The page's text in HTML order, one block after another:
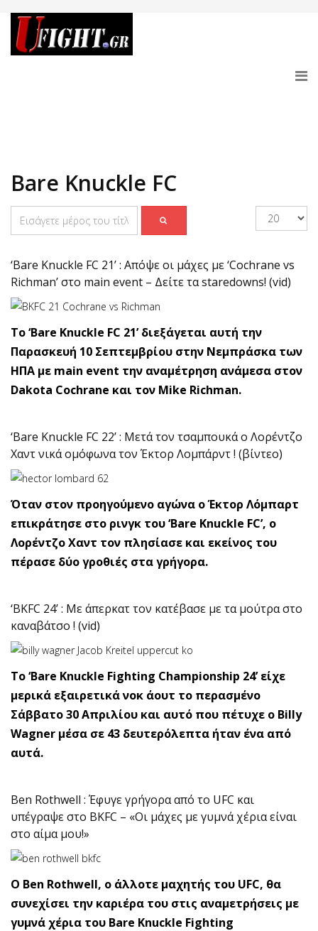
Bare Knuckle FC
‘Bare Knuckle FC 21’ : Απόψε οι μάχες με ‘Cochrane vs
Richman’ στο main event – Δείτε τα staredowns! (vid)
Το ‘Bare Knuckle FC 21’ διεξάγεται αυτή την
Παρασκευή 10 Σεπτεμβρίου στην Νεμπράσκα των
ΗΠΑ με main event την αναμέτρηση ανάμεσα στον
Dakota Cochrane και τον Mike Richman.
‘Bare Knuckle FC 22’ : Μετά τον τσαμπουκά ο Λορέντζο
Χαντ νικά ομόφωνα τον Έκτορ Λομπάρντ ! (βίντεο)
Όταν στον προηγούμενο αγώνα ο Έκτορ Λόμπαρτ
επικράτησε στο ρινγκ του ‘Bare Knuckle FC’, ο
Λορέντζο Χαντ τον πλησίασε και εκείνος του
πέρασε δύο γροθιές στα γρήγορα.
‘BKFC 24’ : Με άπερκατ τον κατέβασε με τα μούτρα στο
καναβάτσο ! (vid)
Το ‘Bare Knuckle Fighting Championship 24’ είχε
μερικά εξαιρετικά νοκ άουτ το περασμένο
Σάββατο 30 Απριλίου και αυτό που πέτυχε ο Billy
Wagner μέσα σε 43 δευτερόλεπτα ήταν ένα από
αυτά.
Ben Rothwell : Έφυγε γρήγορα από το UFC και
υπέγραψε στο BKFC – «Οι μάχες με γυμνά χέρια είναι
στο αίμα μου!»
Ο Ben Rothwell, ο άλλοτε μαχητής του UFC, θα
συνεχίσει την καριέρα του στις αναμετρήσεις με
γυμνά χέρια του Bare Knuckle Fighting